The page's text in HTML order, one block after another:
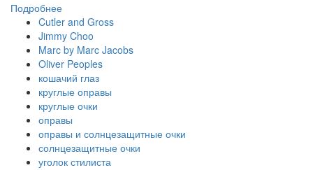
Подробнее
Cutler and Gross
Jimmy Choo
Marc by Marc Jacobs
Oliver Peoples
кошачий глаз
круглые оправы
круглые очки
оправы
оправы и солнцезащитные очки
солнцезащитные очки
уголок стилиста